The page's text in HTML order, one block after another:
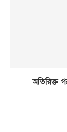
অতিরিক্ত